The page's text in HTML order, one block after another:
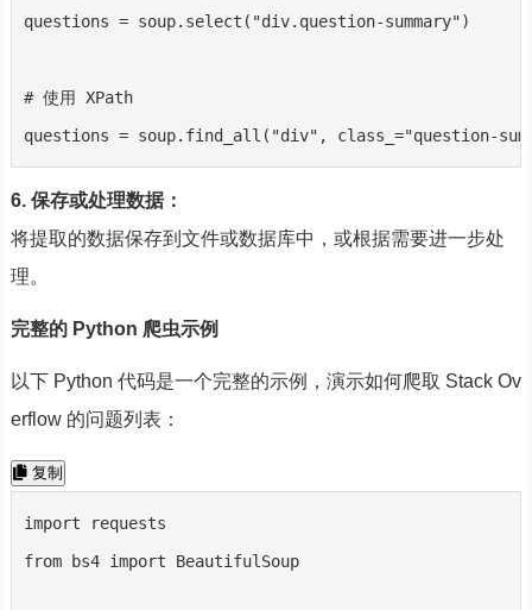
questions = soup.select("div.question-summary")
# 使用 XPath
questions = soup.find_all("div", class_="question-
6. 保存或处理数据：
将提取的数据保存到文件或数据库中，或根据需要进一步处
理。
完整的 Python 爬虫示例
以下 Python 代码是一个完整的示例，演示如何爬取 Stack Ov
erflow 的问题列表：
复制
import requests
from bs4 import BeautifulSoup